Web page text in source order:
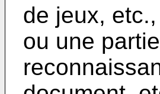
de jeux,
ou une